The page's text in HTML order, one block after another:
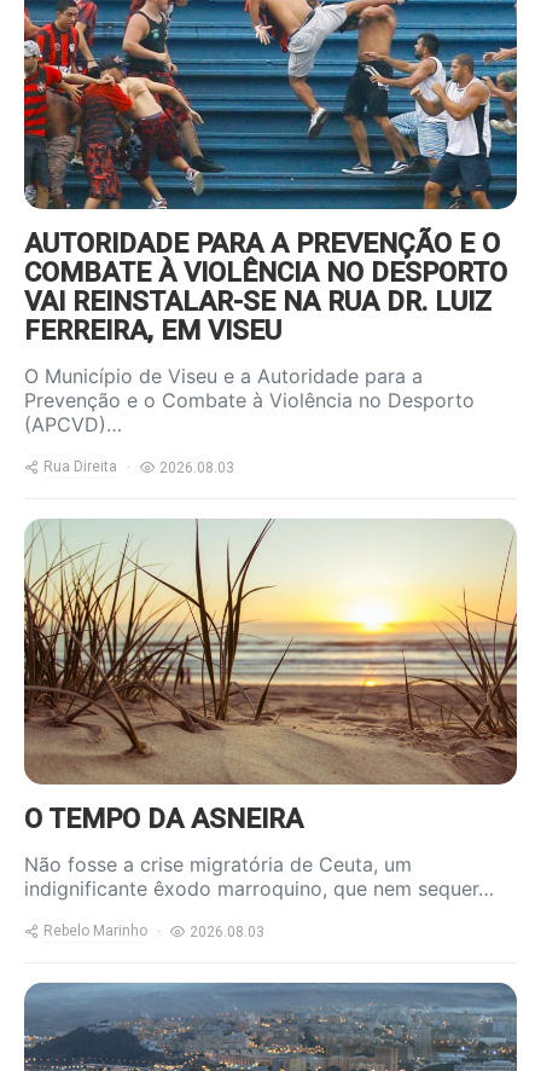
violencia-800x600.jpg
AUTORIDADE PARA A PREVENÇÃO E O
COMBATE À VIOLÊNCIA NO DESPORTO
VAI REINSTALAR-SE NA RUA DR. LUIZ
FERREIRA, EM VISEU
O Município de Viseu e a Autoridade para a
Prevenção e o Combate à Violência no Desporto
(APCVD)…
Rua Direita 2026.08.03
https://www.ruadireita.pt/wp-
content/uploads/2020/05/praia-
1-800x600.jpg
O TEMPO DA ASNEIRA
Não fosse a crise migratória de Ceuta, um
indignificante êxodo marroquino, que nem sequer…
Rebelo Marinho 2026.08.03
https://www.ruadireita.pt/wp-
content/uploads/2026/08/ceuta-
800x600.jpg